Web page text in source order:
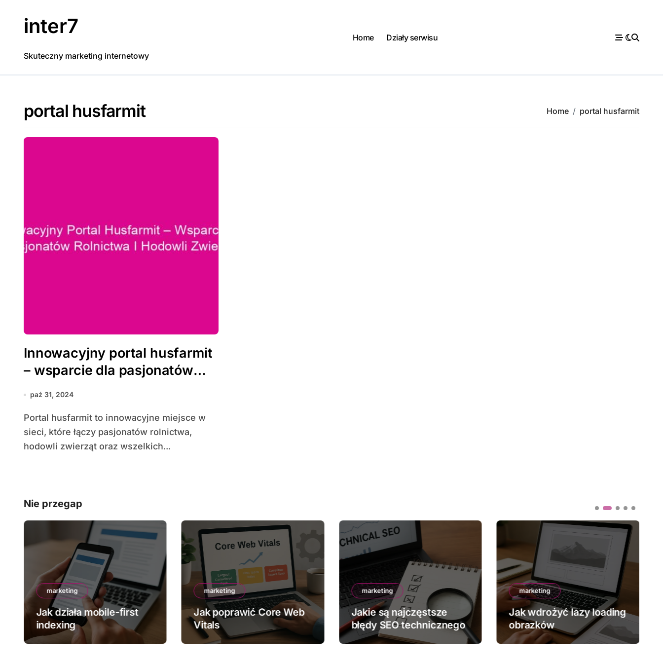
inter7
Skuteczny marketing internetowy
Home Działy serwisu
portal husfarmit Home portal husfarmit
Innowacyjny portal husfarmit
– wsparcie dla pasjonatów
rolnictwa i hodowli zwierząt
paź 31, 2024
Portal husfarmit to innowacyjne miejsce w
sieci, które łączy pasjonatów rolnictwa,
hodowli zwierząt oraz wszelkich...
Nie przegap
marketing
Jak działa mobile-first
indexing
marketing
Jak poprawić Core Web
Vitals
marketing
Jakie są najczęstsze
błędy SEO technicznego
marketing
Jak wdrożyć lazy loading
obrazków